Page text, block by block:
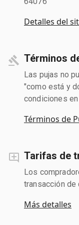
Detalles del
Términos
Las pujas no
"como está y
condiciones
Términos de
Tarifas de
Los
transacción de
Más detalles